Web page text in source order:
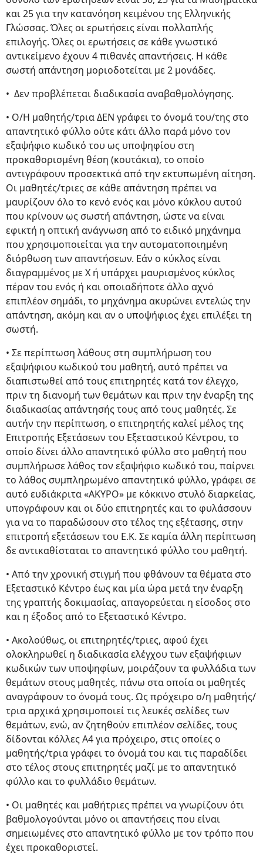
και 25 για την κατανόηση κειμένου της Ελληνικής
Γλώσσας. Όλες οι ερωτήσεις είναι πολλαπλής
επιλογής. Όλες οι ερωτήσεις σε κάθε γνωστικό
αντικείμενο έχουν 4 πιθανές απαντήσεις. Η κάθε
σωστή απάντηση μοριοδοτείται με 2 μονάδες.
• Δεν προβλέπεται διαδικασία αναβαθμολόγησης.
• Ο/Η μαθητής/τρια ΔΕΝ γράφει το όνομά του/της στο
απαντητικό φύλλο ούτε κάτι άλλο παρά μόνο τον
εξαψήφιο κωδικό του ως υποψηφίου στη
προκαθορισμένη θέση (κουτάκια), το οποίο
αντιγράφουν προσεκτικά από την εκτυπωμένη αίτηση.
Οι μαθητές/τριες σε κάθε απάντηση πρέπει να
μαυρίζουν όλο το κενό ενός και μόνο κύκλου αυτού
που κρίνουν ως σωστή απάντηση, ώστε να είναι
εφικτή η οπτική ανάγνωση από το ειδικό μηχάνημα
που χρησιμοποιείται για την αυτοματοποιημένη
διόρθωση των απαντήσεων. Εάν ο κύκλος είναι
διαγραμμένος με Χ ή υπάρχει μαυρισμένος κύκλος
πέραν του ενός ή και οποιαδήποτε άλλο αχνό
επιπλέον σημάδι, το μηχάνημα ακυρώνει εντελώς την
απάντηση, ακόμη και αν ο υποψήφιος έχει επιλέξει τη
σωστή.
• Σε περίπτωση λάθους στη συμπλήρωση του
εξαψήφιου κωδικού του μαθητή, αυτό πρέπει να
διαπιστωθεί από τους επιτηρητές κατά τον έλεγχο,
πριν τη διανομή των θεμάτων και πριν την έναρξη της
διαδικασίας απάντησής τους από τους μαθητές. Σε
αυτήν την περίπτωση, ο επιτηρητής καλεί μέλος της
Επιτροπής Εξετάσεων του Εξεταστικού Κέντρου, το
οποίο δίνει άλλο απαντητικό φύλλο στο μαθητή που
συμπλήρωσε λάθος τον εξαψήφιο κωδικό του, παίρνει
το λάθος συμπληρωμένο απαντητικό φύλλο, γράφει σε
αυτό ευδιάκριτα «ΑΚΥΡΟ» με κόκκινο στυλό διαρκείας,
υπογράφουν και οι δύο επιτηρητές και το φυλάσσουν
για να το παραδώσουν στο τέλος της εξέτασης, στην
επιτροπή εξετάσεων του Ε.Κ. Σε καμία άλλη περίπτωση
δε αντικαθίσταται το απαντητικό φύλλο του μαθητή.
• Από την χρονική στιγμή που φθάνουν τα θέματα στο
Εξεταστικό Κέντρο έως και μία ώρα μετά την έναρξη
της γραπτής δοκιμασίας, απαγορεύεται η είσοδος στο
και η έξοδος από το Εξεταστικό Κέντρο.
• Ακολούθως, οι επιτηρητές/τριες, αφού έχει
ολοκληρωθεί η διαδικασία ελέγχου των εξαψήφιων
κωδικών των υποψηφίων, μοιράζουν τα φυλλάδια των
θεμάτων στους μαθητές, πάνω στα οποία οι μαθητές
αναγράφουν το όνομά τους. Ως πρόχειρο ο/η μαθητής/
τρια αρχικά χρησιμοποιεί τις λευκές σελίδες των
θεμάτων, ενώ, αν ζητηθούν επιπλέον σελίδες, τους
δίδονται κόλλες Α4 για πρόχειρο, στις οποίες ο
μαθητής/τρια γράφει το όνομά του και τις παραδίδει
στο τέλος στους επιτηρητές μαζί με το απαντητικό
φύλλο και το φυλλάδιο θεμάτων.
• Οι μαθητές και μαθήτριες πρέπει να γνωρίζουν ότι
βαθμολογούνται μόνο οι απαντήσεις που είναι
σημειωμένες στο απαντητικό φύλλο με τον τρόπο που
έχει προκαθοριστεί.